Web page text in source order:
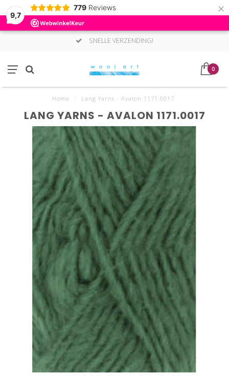
9,7
779 Reviews ×
SNELLE VERZENDING!
0
Home Lang Yarns - Avalon 1171.0017
LANG YARNS - AVALON 1171.0017